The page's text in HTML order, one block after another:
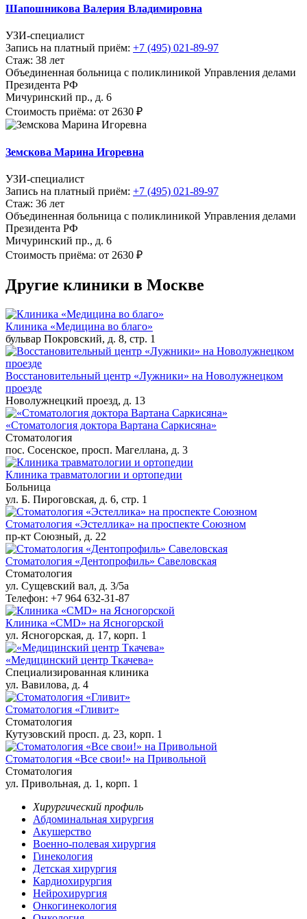
Шапошникова Валерия Владимировна
УЗИ-специалист
Запись на платный приём: +7 (495) 021-89-97
Стаж: 38 лет
Объединенная больница с поликлиникой Управления делами
Президента РФ
Мичуринский пр., д. 6
Стоимость приёма: от 2630 ₽
Земскова Марина Игоревна
УЗИ-специалист
Запись на платный приём: +7 (495) 021-89-97
Стаж: 36 лет
Объединенная больница с поликлиникой Управления делами
Президента РФ
Мичуринский пр., д. 6
Стоимость приёма: от 2630 ₽
Другие клиники в Москве
Клиника «Медицина во благо»
бульвар Покровский, д. 8, стр. 1
Восстановительный центр «Лужники» на Новолужнецком
проезде
Новолужнецкий проезд, д. 13
«Стоматология доктора Вартана Саркисяна»
Стоматология
пос. Сосенское, просп. Магеллана, д. 3
Клиника травматологии и ортопедии
Больница
ул. Б. Пироговская, д. 6, стр. 1
Стоматология «Эстеллика» на проспекте Союзном
пр-кт Союзный, д. 22
Стоматология «Дентопрофиль» Савеловская
Стоматология
ул. Сущевский вал, д. 3/5а
Телефон: +7 964 632-31-87
Клиника «CMD» на Ясногорской
ул. Ясногорская, д. 17, корп. 1
«Медицинский центр Ткачева»
Специализированная клиника
ул. Вавилова, д. 4
Стоматология «Гливит»
Стоматология
Кутузовский просп. д. 23, корп. 1
Стоматология «Все свои!» на Привольной
Стоматология
ул. Привольная, д. 1, корп. 1
Хирургический профиль
Абдоминальная хирургия
Акушерство
Военно-полевая хирургия
Гинекология
Детская хирургия
Кардиохирургия
Нейрохирургия
Онкогинекология